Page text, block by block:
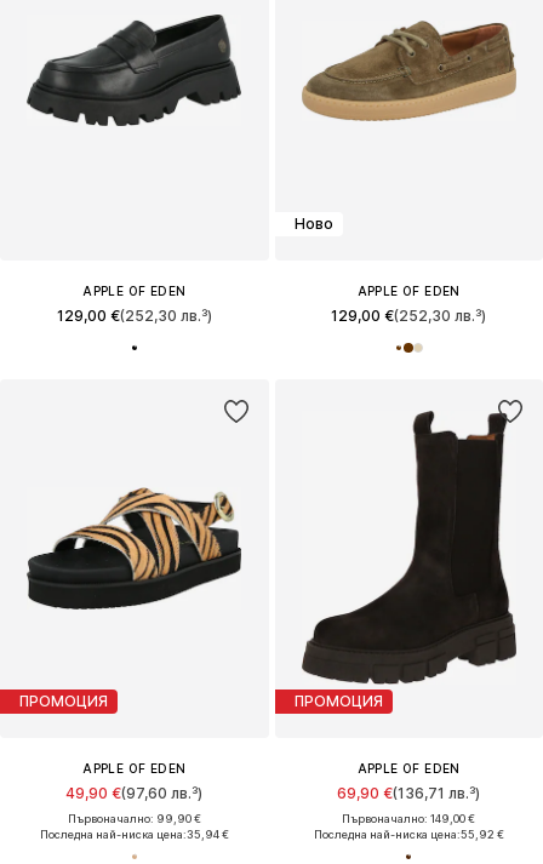
APPLE OF EDEN
129,00 €(252,30 лв.³)
Ново
APPLE OF EDEN
129,00 €(252,30 лв.³)
ПРОМОЦИЯ
APPLE OF EDEN
49,90 €(97,60 лв.³)
Първоначално: 99,90 €
Последна най-ниска цена:35,94 €
ПРОМОЦИЯ
APPLE OF EDEN
69,90 €(136,71 лв.³)
Първоначално: 149,00 €
Последна най-ниска цена:55,92 €